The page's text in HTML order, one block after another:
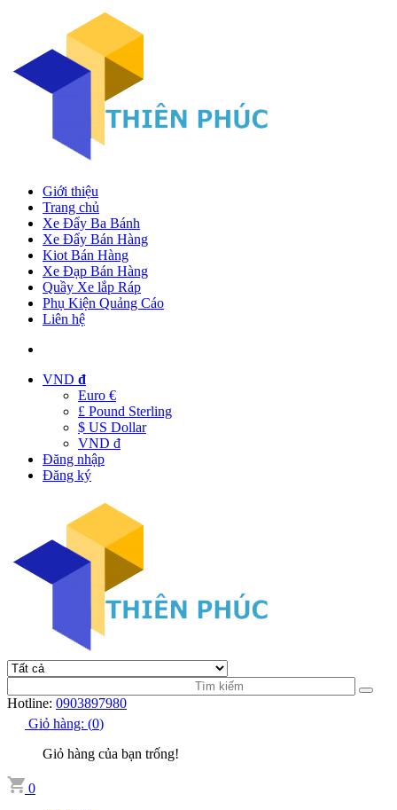
Giới thiệu
Trang chủ
Xe Đẩy Ba Bánh
Xe Đẩy Bán Hàng
Kiot Bán Hàng
Xe Đạp Bán Hàng
Quầy Xe lắp Ráp
Phụ Kiện Quảng Cáo
Liên hệ
VND đ
Euro €
£ Pound Sterling
$ US Dollar
VND đ
Đăng nhập
Đăng ký
Hotline: 0903897980
Giỏ hàng: (0)
Giỏ hàng của bạn trống!
0